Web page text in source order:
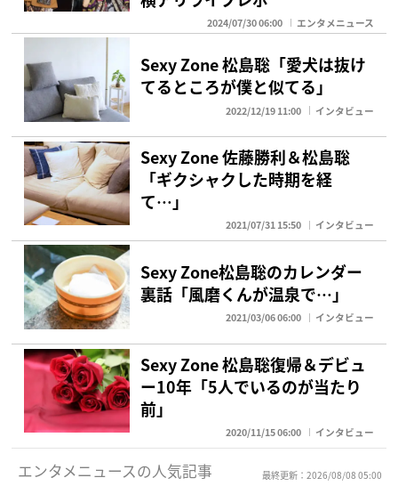
2024/07/30 06:00 エンタメニュース
Sexy Zone 松島聡「愛犬は抜け
てるところが僕と似てる」
2022/12/19 11:00 インタビュー
Sexy Zone 佐藤勝利＆松島聡
「ギクシャクした時期を経
て…」
2021/07/31 15:50 インタビュー
Sexy Zone松島聡のカレンダー
裏話「風磨くんが温泉で…」
2021/03/06 06:00 インタビュー
Sexy Zone 松島聡復帰＆デビュ
ー10年「5人でいるのが当たり
前」
2020/11/15 06:00 インタビュー
エンタメニュースの人気記事 最終更新：2026/08/08 05:00